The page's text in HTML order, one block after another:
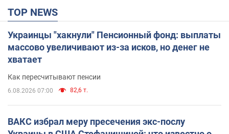
TOP NEWS
Украинцы "хакнули" Пенсионный фонд: выплаты
массово увеличивают из-за исков, но денег не
хватает
Как пересчитывают пенсии
6.08.2026 07:00 82,6 т.
ВАКС избрал меру пресечения экс-послу